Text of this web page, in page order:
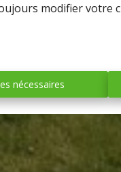
modifier votre
nécessaires